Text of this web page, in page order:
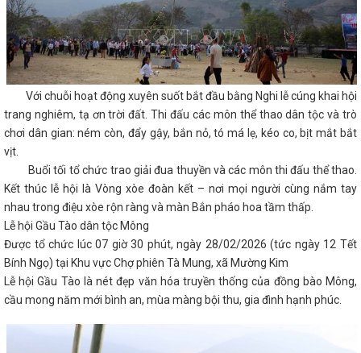
Với chuỗi hoạt động xuyên suốt bắt đầu bằng Nghi lễ cúng khai hội
trang nghiêm, tạ ơn trời đất. Thi đấu các môn thể thao dân tộc và trò
chơi dân gian: ném còn, đẩy gậy, bắn nỏ, tó má lẹ, kéo co, bịt mắt bắt
vịt.
Buổi tối tổ chức trao giải đua thuyền và các môn thi đấu thể thao.
Kết thúc lễ hội là Vòng xòe đoàn kết – nơi mọi người cùng nắm tay
nhau trong điệu xòe rộn ràng và màn Bắn pháo hoa tầm thấp.
Lễ hội Gầu Tào dân tộc Mông
Được tổ chức lúc 07 giờ 30 phút, ngày 28/02/2026 (tức ngày 12 Tết
Bính Ngọ) tại Khu vực Chợ phiên Tà Mung, xã Mường Kim
Lễ hội Gầu Tào là nét đẹp văn hóa truyền thống của đồng bào Mông,
cầu mong năm mới bình an, mùa màng bội thu, gia đình hạnh phúc.